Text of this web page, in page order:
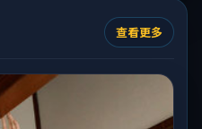
查看更多